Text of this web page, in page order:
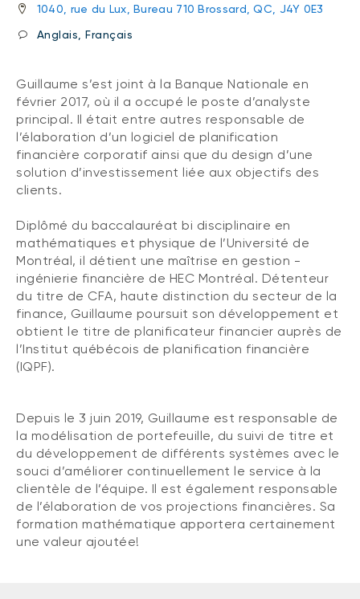
1040, rue du Lux, Bureau 710 Brossard, QC, J4Y 0E3
Anglais, Français
Guillaume s’est joint à la Banque Nationale en
février 2017, où il a occupé le poste d’analyste
principal. Il était entre autres responsable de
l’élaboration d’un logiciel de planification
financière corporatif ainsi que du design d’une
solution d’investissement liée aux objectifs des
clients.
Diplômé du baccalauréat bi disciplinaire en
mathématiques et physique de l’Université de
Montréal, il détient une maîtrise en gestion -
ingénierie financière de HEC Montréal. Détenteur
du titre de CFA, haute distinction du secteur de la
finance, Guillaume poursuit son développement et
obtient le titre de planificateur financier auprès de
l’Institut québécois de planification financière
(IQPF).
Depuis le 3 juin 2019, Guillaume est responsable de
la modélisation de portefeuille, du suivi de titre et
du développement de différents systèmes avec le
souci d’améliorer continuellement le service à la
clientèle de l’équipe. Il est également responsable
de l’élaboration de vos projections financières. Sa
formation mathématique apportera certainement
une valeur ajoutée!